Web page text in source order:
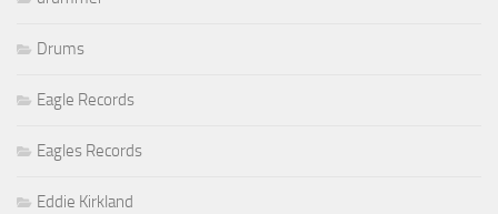
Drums
Eagle Records
Eagles Records
Eddie Kirkland